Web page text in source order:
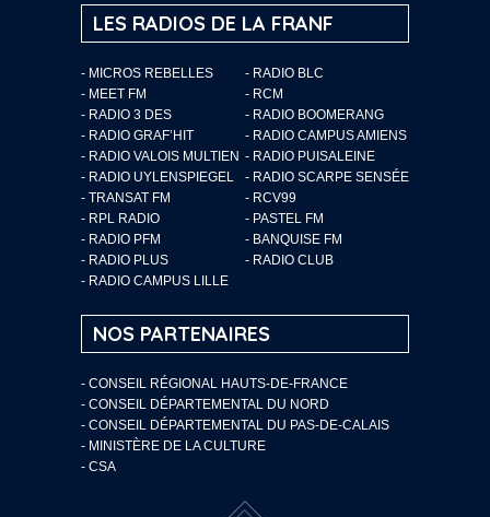
LES RADIOS DE LA FRANF
- MICROS REBELLES
- RADIO BLC
- MEET FM
- RCM
- RADIO 3 DES
- RADIO BOOMERANG
- RADIO GRAF’HIT
- RADIO CAMPUS AMIENS
- RADIO VALOIS MULTIEN - RADIO PUISALEINE
- RADIO UYLENSPIEGEL
- RADIO SCARPE SENSÉE
- TRANSAT FM
- RCV99
- RPL RADIO
- PASTEL FM
- RADIO PFM
- BANQUISE FM
- RADIO PLUS
- RADIO CLUB
- RADIO CAMPUS LILLE
NOS PARTENAIRES
- CONSEIL RÉGIONAL HAUTS-DE-FRANCE
- CONSEIL DÉPARTEMENTAL DU NORD
- CONSEIL DÉPARTEMENTAL DU PAS-DE-CALAIS
- MINISTÈRE DE LA CULTURE
- CSA